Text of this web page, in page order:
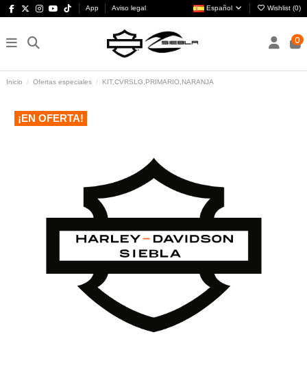
App Aviso legal Español Wishlist (0)
0
Inicio Ofertas especiales KIT,CVRSLG,PRIMARIO,NARANJA
¡EN OFERTA!